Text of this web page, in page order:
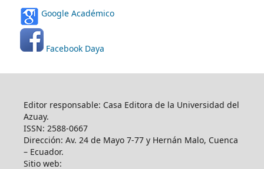
Google Académico
Facebook Daya
Editor responsable: Casa Editora de la Universidad del
Azuay.
ISSN: 2588-0667
Dirección: Av. 24 de Mayo 7-77 y Hernán Malo, Cuenca
– Ecuador.
Sitio web: